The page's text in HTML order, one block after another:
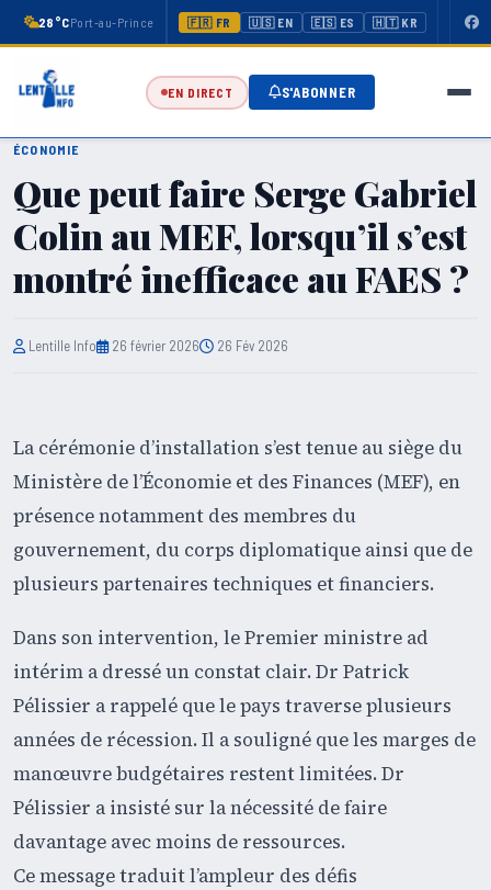
28°CPort-au-Prince 🇫🇷 FR 🇺🇸 EN 🇪🇸 ES 🇭🇹 KR
EN DIRECT S'ABONNER
ÉCONOMIE
Que peut faire Serge Gabriel
Colin au MEF, lorsqu’il s’est
montré inefficace au FAES ?
Lentille Info 26 février 2026 26 Fév 2026
La cérémonie d’installation s’est tenue au siège du
Ministère de l’Économie et des Finances (MEF), en
présence notamment des membres du
gouvernement, du corps diplomatique ainsi que de
plusieurs partenaires techniques et financiers.
Dans son intervention, le Premier ministre ad
intérim a dressé un constat clair. Dr Patrick
Pélissier a rappelé que le pays traverse plusieurs
années de récession. Il a souligné que les marges de
manœuvre budgétaires restent limitées. Dr
Pélissier a insisté sur la nécessité de faire
davantage avec moins de ressources.
Ce message traduit l’ampleur des défis